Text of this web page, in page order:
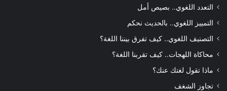
التعدد اللغوي.. بصيص أمل
التمييز اللغوي.. بالحديث نحكم
التصنيف اللغوي.. كيف تفرق بيننا اللغة؟
محاكاة اللهجات.. كيف تقربنا اللغة؟
ماذا تقول لغتك عنك؟
تجاوز الشغف